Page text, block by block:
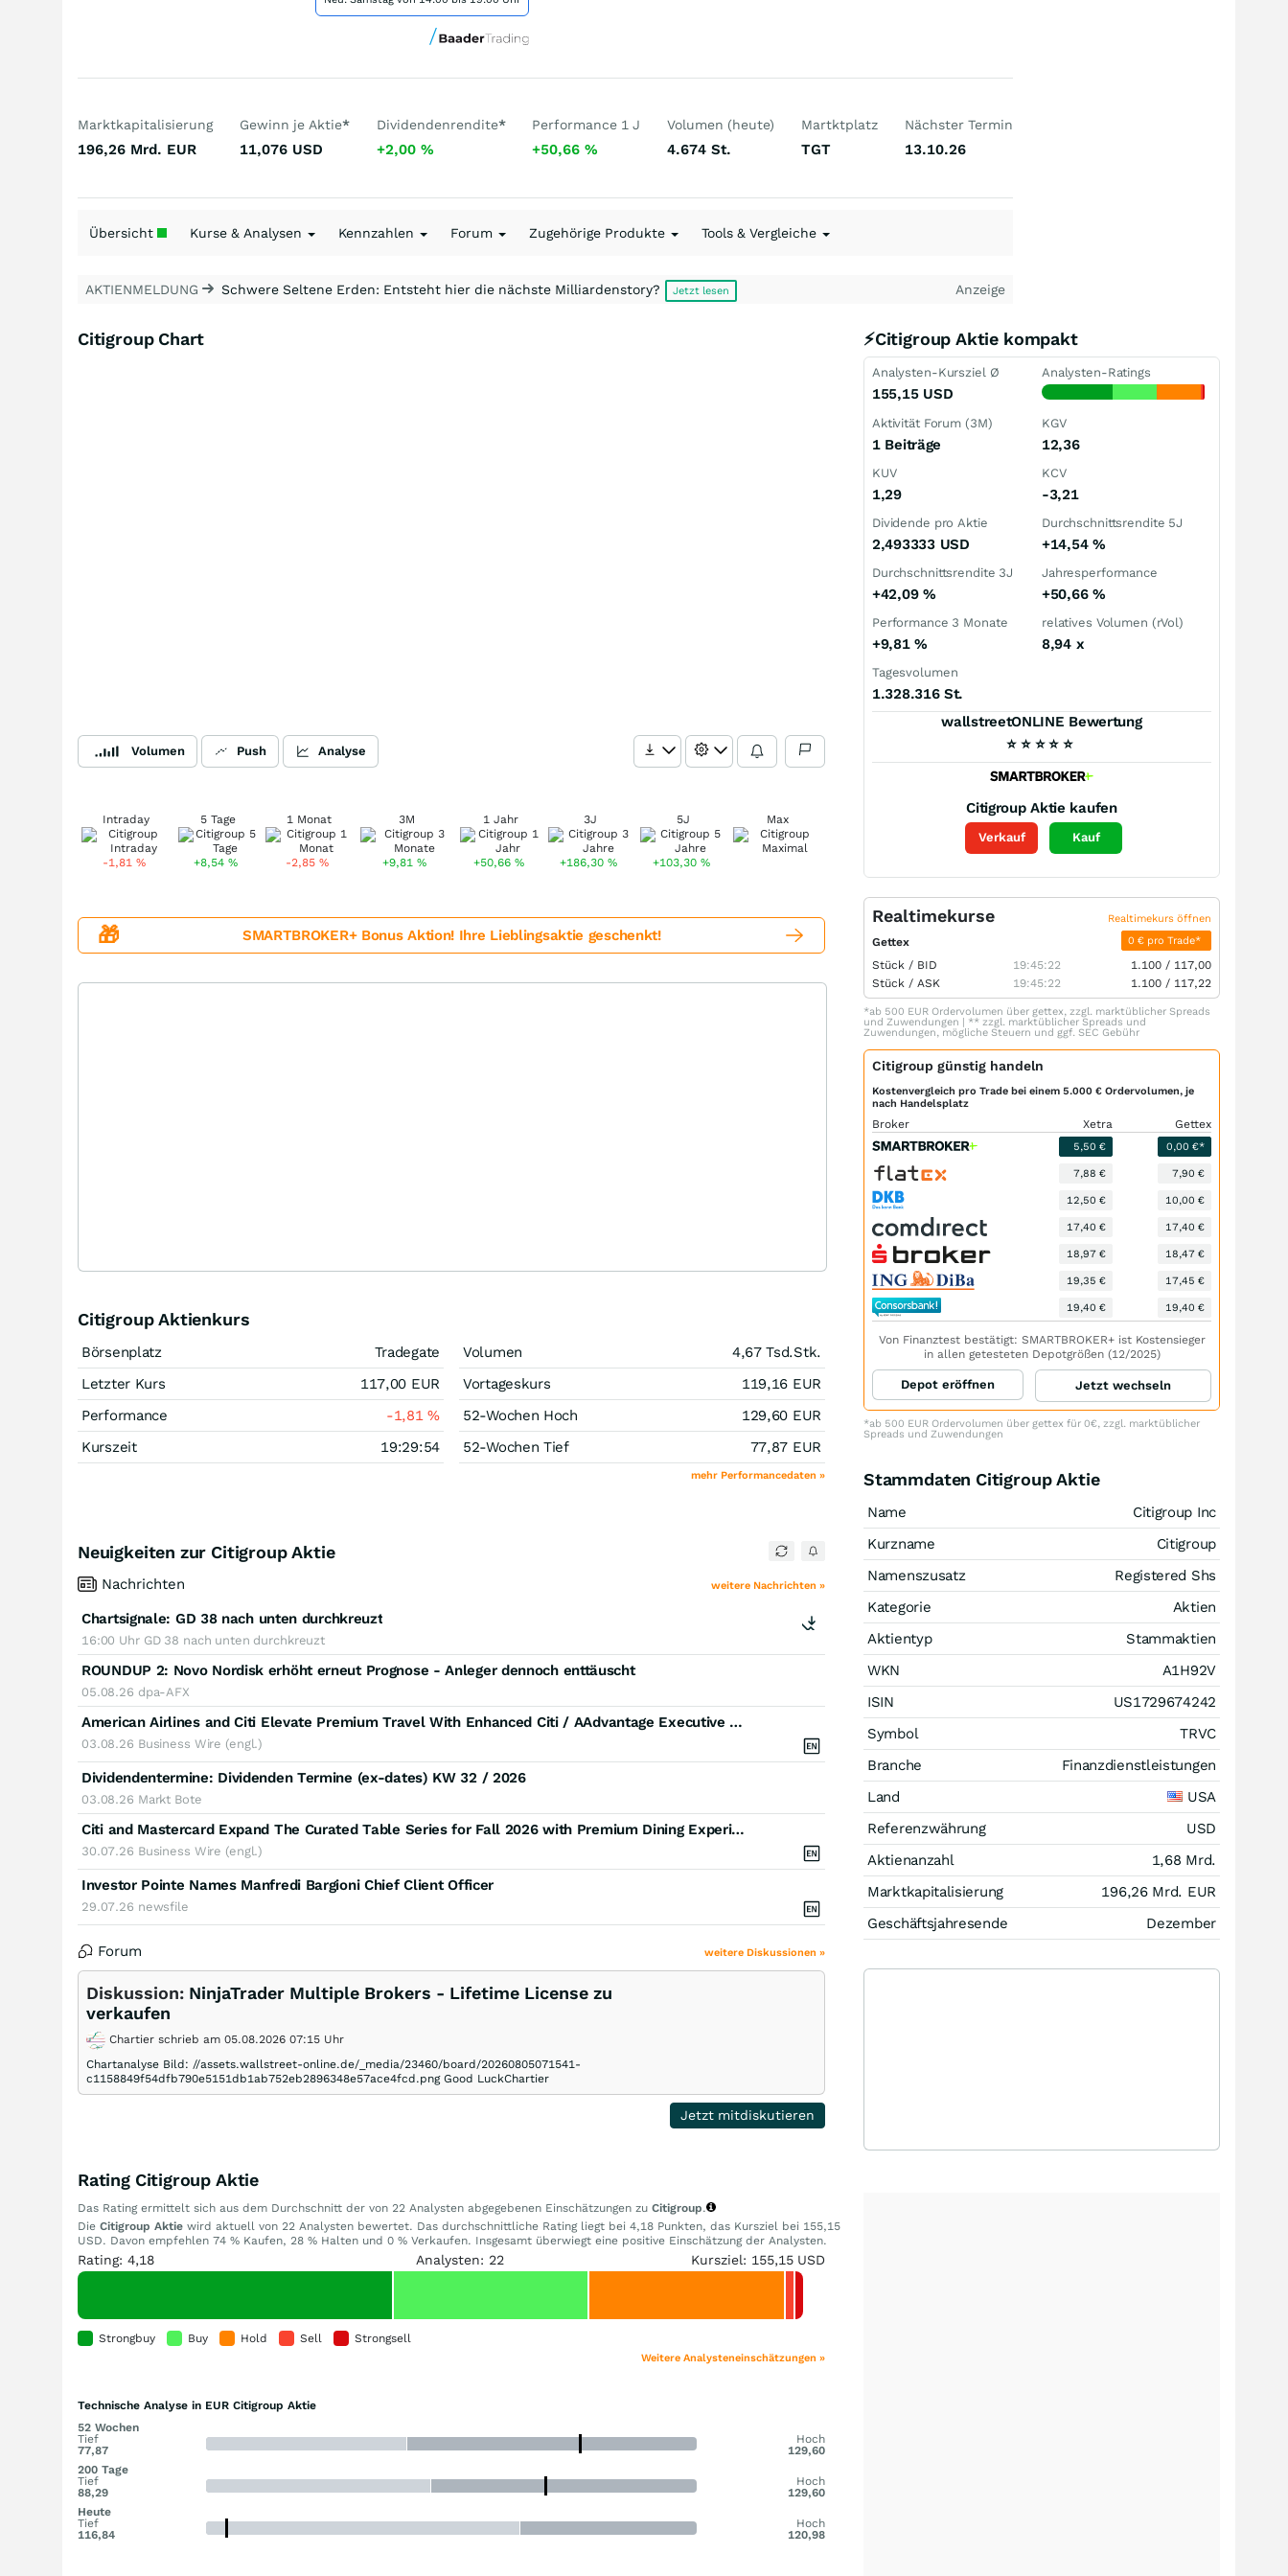
Marktkapitalisierung
196,26 Mrd. EUR
Gewinn je Aktie*
11,076 USD
Dividendenrendite*
+2,00 %
Performance 1 J
+50,66%
Volumen (heute)
4.674 St.
Martktplatz
TGT
Nächster Termin
13.10.26
Übersicht Kurse & Analysen Kennzahlen Forum Zugehörige Produkte Tools & Vergleiche
AKTIENMELDUNG Schwere Seltene Erden: Entsteht hier die nächste Milliardenstory? Jetzt lesen Anzeige
Citigroup Chart
Volumen Push Analyse
Intraday
-1,81 %
5 Tage
+8,54%
1 Monat
-2,85 %
3M
+9,81%
1 Jahr
+50,66 %
3J
+186,30%
5J
+103,30 %
Max
⚡Citigroup Aktie kompakt
Analysten-Kursziel Ø
155,15 USD
Analysten-Ratings
Aktivität Forum (3M)
1 Beiträge
KGV
12,36
KUV
1,29
KCV
-3,21
Dividende pro Aktie
2,493333 USD
Durchschnittsrendite 5J
+14,54 %
Durchschnittsrendite 3J
+42,09 %
Jahresperformance
+50,66 %
Performance 3 Monate
+9,81%
relatives Volumen (rVol)
8,94 x
Tagesvolumen
1.328.316 St.
wallstreetONLINE Bewertung
⭐ ⭐ ⭐ ⭐ ⭐
Citigroup Aktie kaufen
Verkauf Kauf
🎁 SMARTBROKER+ Bonus Aktion! Ihre Lieblingsaktie geschenkt!
Citigroup Aktienkurs
Börsenplatz
Tradegate
Letzter Kurs
117,00 EUR
Performance
-1,81%
Kurszeit
19:29:54
Volumen 4,67 Tsd.Stk.
Vortageskurs
119,16 EUR
52-Wochen Hoch
129,60 EUR
52-Wochen Tief
77,87 EUR
mehr Performancedaten »
Neuigkeiten zur Citigroup Aktie
Nachrichten weitere Nachrichten »
Chartsignale: GD 38 nach unten durchkreuzt
16:00 Uhr GD 38 nach unten durchkreuzt
ROUNDUP 2: Novo Nordisk erhöht erneut Prognose - Anleger dennoch enttäuscht
05.08.26 dpa-AFX
American Airlines and Citi Elevate Premium Travel With Enhanced Citi / AAdvantage Executive World Legend Mastercard
03.08.26 Business Wire (engl.)
Dividendentermine: Dividenden Termine (ex-dates) KW 32 / 2026
03.08.26 Markt Bote
Citi and Mastercard Expand The Curated Table Series for Fall 2026 with Premium Dining Experiences
30.07.26 Business Wire (engl.)
Investor Pointe Names Manfredi Bargioni Chief Client Officer
29.07.26 newsfile
Forum weitere Diskussionen »
Diskussion: NinjaTrader Multiple Brokers - Lifetime License zu
verkaufen
Chartier schrieb am 05.08.2026 07:15 Uhr
Chartanalyse Bild: //assets.wallstreet-online.de/_media/23460/board/20260805071541-
c1158849f54dfb790e5151db1ab752eb2896348e57ace4fcd.png Good LuckChartier
Jetzt mitdiskutieren
Rating Citigroup Aktie
Das Rating ermittelt sich aus dem Durchschnitt der von 22 Analysten abgegebenen Einschätzungen zu Citigroup.
Die Citigroup Aktie wird aktuell von 22 Analysten bewertet. Das durchschnittliche Rating liegt bei 4,18 Punkten, das Kursziel bei 155,15
USD. Davon empfehlen 74 % Kaufen, 28 % Halten und 0 % Verkaufen. Insgesamt überwiegt eine positive Einschätzung der Analysten.
Rating: 4,18 Analysten: 22 Kursziel: 155,15 USD
Strongbuy Buy Hold Sell Strongsell
Weitere Analysteneinschätzungen »
Technische Analyse in EUR Citigroup Aktie
52 Wochen
Tief
77,87
Hoch
129,60
200 Tage
Tief
88,29
Hoch
129,60
Heute
Tief
116,84
Hoch
120,98
Realtimekurse Realtimekurs öffnen
Gettex 0 € pro Trade*
Stück / BID 19:45:22 1.100 / 117,00
Stück / ASK 19:45:22 1.100 / 117,22
*ab 500 EUR Ordervolumen über gettex, zzgl. marktüblicher Spreads
und Zuwendungen | ** zzgl. marktüblicher Spreads und
Zuwendungen, mögliche Steuern und ggf. SEC Gebühr
Citigroup günstig handeln
Kostenvergleich pro Trade bei einem 5.000 € Ordervolumen, je
nach Handelsplatz
Broker Xetra Gettex
5,50 € 0,00 €*
7,88 € 7,90 €
12,50 € 10,00 €
17,40 € 17,40 €
18,97 € 18,47 €
19,35 € 17,45 €
19,40 € 19,40 €
Von Finanztest bestätigt: SMARTBROKER+ ist Kostensieger
in allen getesteten Depotgrößen (12/2025)
Depot eröffnen Jetzt wechseln
*ab 500 EUR Ordervolumen über gettex für 0€, zzgl. marktüblicher
Spreads und Zuwendungen
Stammdaten Citigroup Aktie
Name
Citigroup Inc
Kurzname
Citigroup
Namenszusatz
Registered Shs
Kategorie
Aktien
Aktientyp
Stammaktien
WKN
A1H92V
ISIN
US1729674242
Symbol
TRVC
Branche
Finanzdienstleistungen
Land
USA
Referenzwährung
USD
Aktienanzahl
1,68 Mrd.
Marktkapitalisierung
196,26 Mrd. EUR
Geschäftsjahresende
Dezember